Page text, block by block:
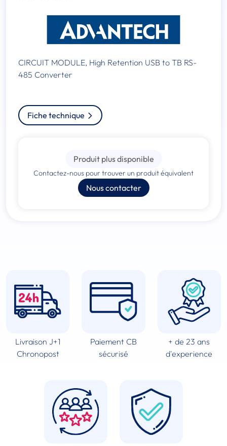
CIRCUIT MODULE, High Retention USB to TB RS-
485 Converter
Fiche technique
Produit plus disponible
Contactez-nous pour trouver un produit équivalent
Nous contacter
Livraison J+1
Chronopost
Paiement CB
sécurisé
+ de 23 ans
d'experience